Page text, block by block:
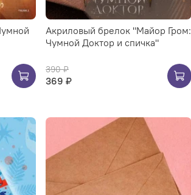
Акриловый брелок "Майор Гром:
Чумной Доктор и спичка"
390 ₽
369 ₽